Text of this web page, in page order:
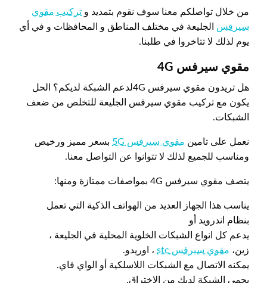
من خلال تواصلكم معنا سوف نقوم بتمديد و تركيب مقوي
سيرفس الجليعة في مختلف المناطق و المحافظات و في أي
يوم لذلك لا تتاخروا في طلبنا.
مقوي سيرفس 4 G
هل تريدون مقوي سيرفس 4Gلدعم الشبكة لديكم؟ الحل
يكون مع تركيب مقوي سيرفس الجليعة للتخلص من ضعف
الشبكات.
نعمل على تامين مقوي سيرفس 5G
بسعر مميز ورخيص
ومناسب للجميع لذلك لا تتوانوا عن التواصل معنا.
يتصف مقوي سيرفس 4G بمواصفات ممتازة ومنها:
يناسب هذا الجهاز العديد من الهواتف الذكية التي تعمل
بنظام اندرويد أو
يدعم كل انواع الشبكات الخلوية المحلية في الجليعة ،
زين، مقوي سيرفس stc
، اوريدو.
يمكنه الاتصال مع الشبكات اللاسلكية أو الواي فاي.
يحمي الشبكة لديك من الاختراق.